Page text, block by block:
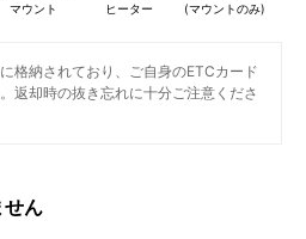
マウント
ヒーター
(マウントのみ)
格納されており、ご自身のETCカード
返却時の抜き忘れに十分ご注意くださ
せん